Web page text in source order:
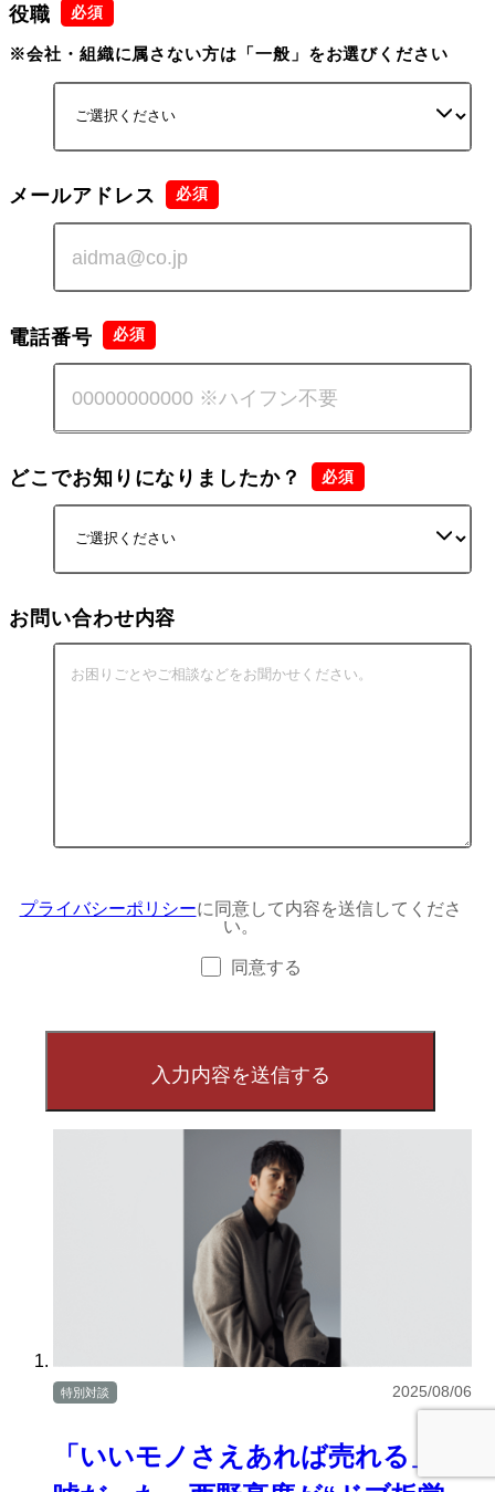
役職
※会社・組織に属さない方は「一般」をお選びください
メールアドレス
電話番号
どこでお知りになりましたか？
お問い合わせ内容
プライバシーポリシーに同意して内容を送信してくださ
い。
同意する
「いいモノさえあれば売れる」は
特別対談 2025/08/06